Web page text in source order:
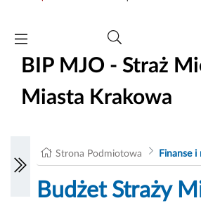
BIP MJO - Straż
Miasta Krakowa
Strona Podmiotowa Finanse i
Budżet Straży